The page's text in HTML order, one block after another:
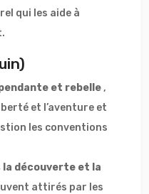
qui les aide à
et rebelle,
et l’aventure et
les conventions
la découverte et la
attirés par les